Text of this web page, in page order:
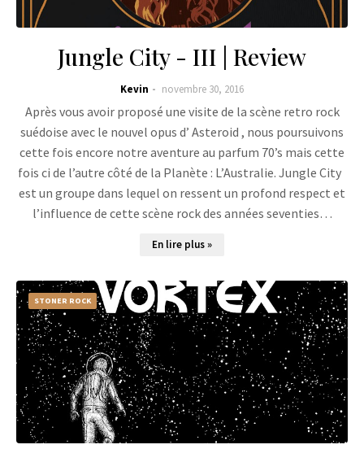
Jungle City - III | Review
Kevin novembre 30, 2016
Après vous avoir proposé une visite de la scène retro rock
suédoise avec le nouvel opus d’ Asteroid , nous poursuivons
cette fois encore notre aventure au parfum 70’s mais cette
fois ci de l’autre côté de la Planète : L’Australie. Jungle City
est un groupe dans lequel on ressent un profond respect et
l’influence de cette scène rock des années seventies…
En lire plus »
STONER ROCK